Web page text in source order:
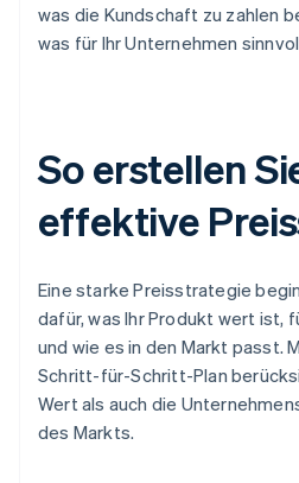
was die Kundschaft zu zahlen
was für Ihr Unternehmen
So erstellen
effektive
Eine starke Preisstrategie
dafür, was Ihr Produkt wert ist,
und wie es in den Markt passt.
Schritt-für-Schritt-Plan
Wert als auch die
des Markts.